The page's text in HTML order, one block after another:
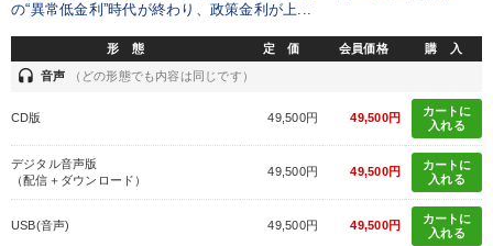
の“異常低金利”時代が終わり、政策金利が上...
形 態 定 価 会員価格 購 入
headset 音声 （どの形態でも内容は同じです）
CD版 49,500円 49,500円
カートに
入れる
デジタル音声版
（配信＋ダウンロード）
49,500円 49,500円
カートに
入れる
USB(音声) 49,500円 49,500円
カートに
入れる